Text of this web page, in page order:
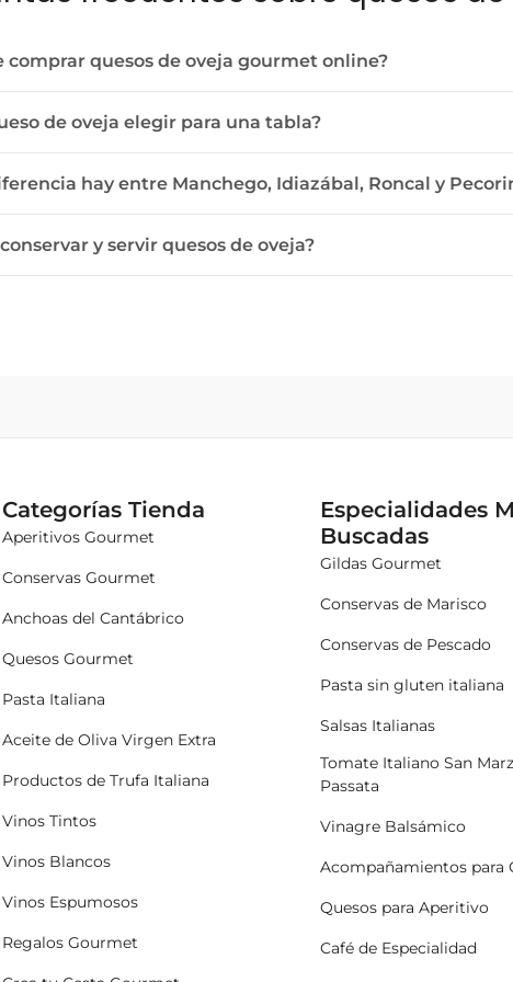
comprar quesos de oveja gourmet online?
de oveja elegir para una tabla?
hay entre Manchego, Idiazábal, Roncal y
y servir quesos de oveja?
Categorías Tienda
Aperitivos Gourmet
Conservas Gourmet
Anchoas del Cantábrico
Quesos Gourmet
Pasta Italiana
Aceite de Oliva Virgen Extra
Productos de Trufa Italiana
Vinos Tintos
Vinos Blancos
Vinos Espumosos
Regalos Gourmet
Especialidades
Buscadas
Gildas Gourmet
Conservas de Marisco
Conservas de Pescado
Pasta sin gluten italiana
Salsas Italianas
Tomate Italiano San
Passata
Vinagre Balsámico
Acompañamientos para
Quesos para Aperitivo
Café de Especialidad